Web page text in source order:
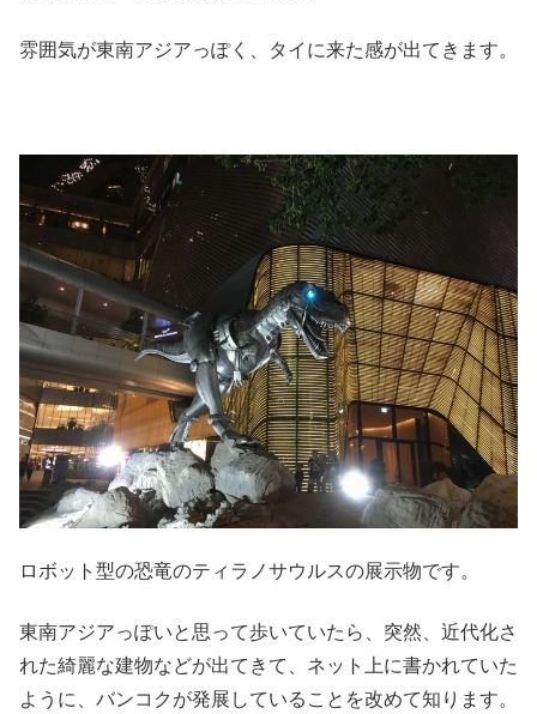
雰囲気が東南アジアっぽく、タイに来た感が出てきます。
ロボット型の恐竜のティラノサウルスの展示物です。
東南アジアっぽいと思って歩いていたら、突然、近代化さ
れた綺麗な建物などが出てきて、ネット上に書かれていた
ように、バンコクが発展していることを改めて知ります。